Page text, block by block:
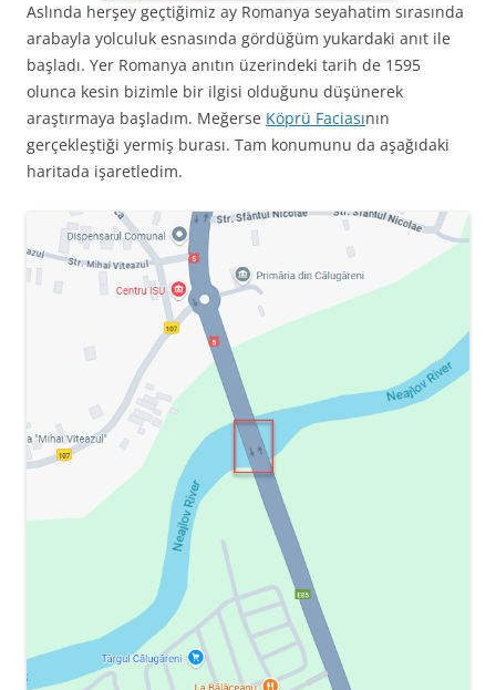
Aslında herşey geçtiğimiz ay Romanya seyahatim sırasında
arabayla yolculuk esnasında gördüğüm yukardaki anıt ile
başladı. Yer Romanya anıtın üzerindeki tarih de 1595
olunca kesin bizimle bir ilgisi olduğunu düşünerek
araştırmaya başladım. Meğerse Köprü Faciasının
gerçekleştiği yermiş burası. Tam konumunu da aşağıdaki
haritada işaretledim.